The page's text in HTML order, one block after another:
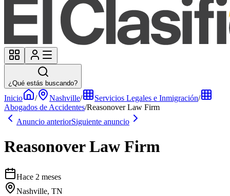
¿Qué estás buscando?
Inicio / Nashville/ Servicios Legales e Inmigración/
Abogados de Accidentes/Reasonover Law Firm
Anuncio anteriorSiguiente anuncio
Reasonover Law Firm
Hace 2 meses
Nashville, TN